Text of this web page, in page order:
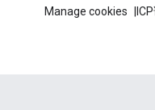
Manage cookies